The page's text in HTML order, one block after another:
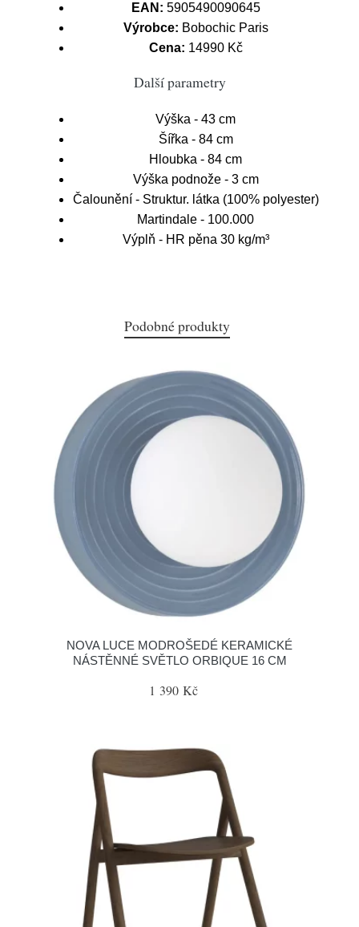
EAN: 5905490090645
Výrobce: Bobochic Paris
Cena: 14990 Kč
Další parametry
Výška - 43 cm
Šířka - 84 cm
Hloubka - 84 cm
Výška podnože - 3 cm
Čalounění - Struktur. látka (100% polyester)
Martindale - 100.000
Výplň - HR pěna 30 kg/m³
Podobné produkty
NOVA LUCE MODROŠEDÉ KERAMICKÉ
NÁSTĚNNÉ SVĚTLO ORBIQUE 16 CM
1 390 Kč